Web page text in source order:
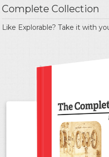
Complete Collection
Like Explorable? Take it with